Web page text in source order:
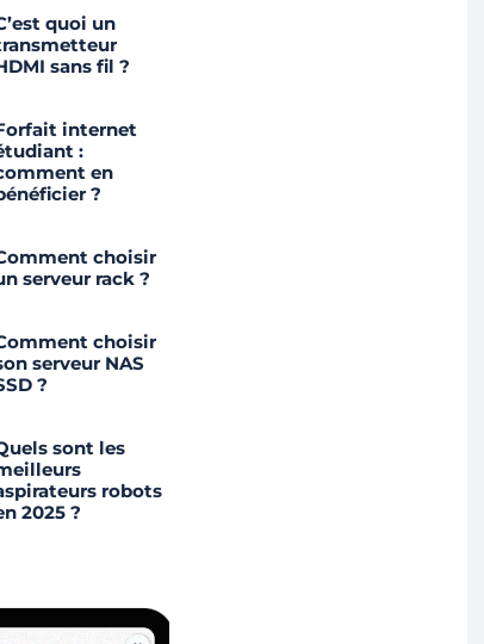
quoi un
sans fil ?
internet
:
en
?
choisir
serveur rack ?
choisir
serveur NAS
?
sont les
robots
2025 ?